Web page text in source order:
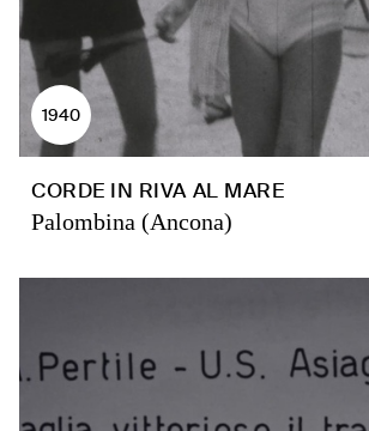
1940
CORDE IN RIVA AL MARE
Palombina (Ancona)